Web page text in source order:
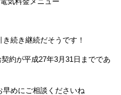
き続き継続だそうです！
約が平成27年3月31日までであ
めにご相談くださいね